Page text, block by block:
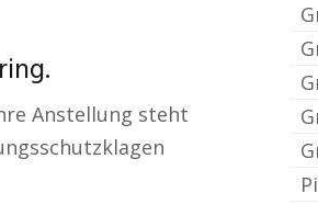
Anstellung steht